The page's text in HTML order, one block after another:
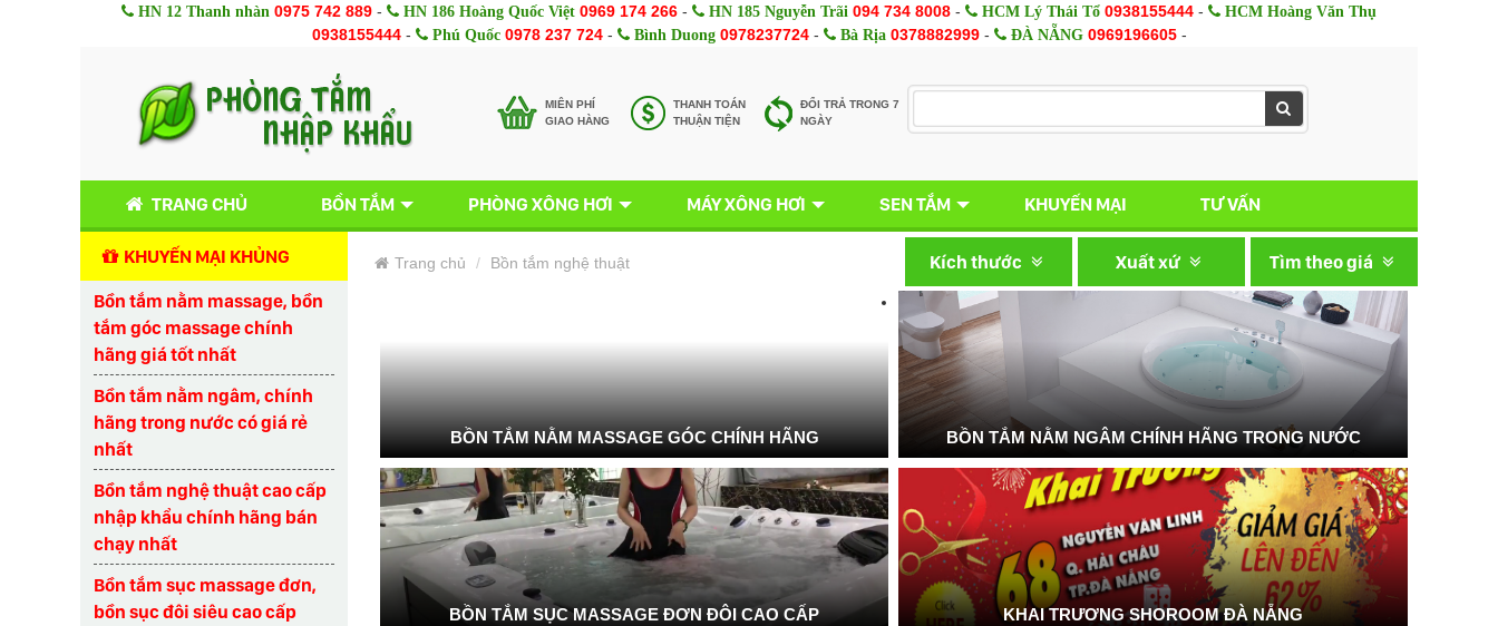
HN 12 Thanh nhàn 0975 742 889 - HN 186 Hoàng Quốc Việt 0969 174 266 - HN 185 Nguyễn Trãi 094 734 8008 - HCM Lý Thái Tổ 0938155444 - HCM Hoàng Văn Thụ
0938155444- Phú Quốc 0978 237 724- Bình Duong 0978237724- Bà Rịa 0378882999- ĐÀ NẴNG 0969196605-
MIÊN PHÍ
GIAO HÀNG
THANH TOÁN
THUẬN TIỆN
ĐỔI TRẢ TRONG 7
NGÀY
TRANG CHỦ BỒN TẮM PHÒNG XÔNG HƠI MÁY XÔNG HƠI SEN TẮM KHUYẾN MẠI TƯ VẤN
KHUYẾN MẠI KHỦNG
Bồn tắm nằm massage, bồn
tắm góc massage chính
hãng giá tốt nhất
Bồn tắm nằm ngâm, chính
hãng trong nước có giá rẻ
nhất
Bồn tắm nghệ thuật cao cấp
nhập khẩu chính hãng bán
chạy nhất
Bồn tắm sục massage đơn,
bồn sục đôi siêu cao cấp
Trang chủ Bồn tắm nghệ thuật Tìm theo giá
Xuất xứ
Kích thước
BỒN TẮM NẰM MASSAGE GÓC CHÍNH HÃNG BỒN TẮM NẰM NGÂM CHÍNH HÃNG TRONG NƯỚC
BỒN TẮM SỤC MASSAGE ĐƠN ĐÔI CAO CẤP KHAI TRƯƠNG SHOROOM ĐÀ NẴNG